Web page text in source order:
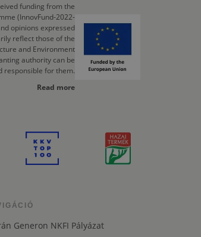
funding from the
(InnovFund-2022-
opinions expressed
reflect those of the
and Environment
authority can be
responsible for them.
Read more
Generon NKFI Pályázat